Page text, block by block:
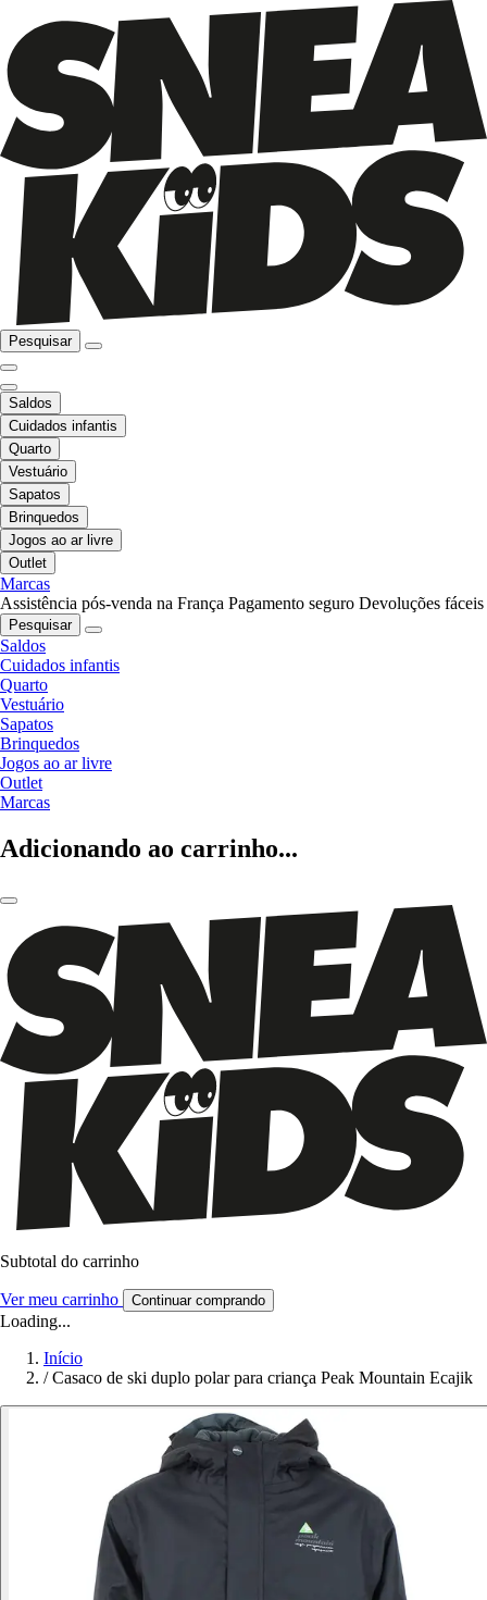
Pesquisar
Saldos
Cuidados infantis
Quarto
Vestuário
Sapatos
Brinquedos
Jogos ao ar livre
Outlet
Marcas
Assistência pós-venda na França Pagamento seguro Devoluções fáceis
Pesquisar
Saldos
Cuidados infantis
Quarto
Vestuário
Sapatos
Brinquedos
Jogos ao ar livre
Outlet
Marcas
Adicionando ao carrinho...
Subtotal do carrinho
Ver meu carrinho Continuar comprando
Loading...
Início
/ Casaco de ski duplo polar para criança Peak Mountain Ecajik